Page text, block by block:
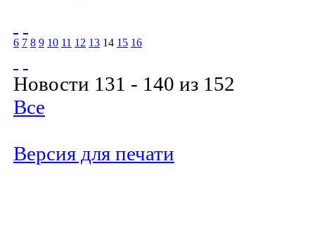
6 7 8 9 10 11 12 13 14 15 16
Новости 131 - 140 из 152
Все
Версия для печати